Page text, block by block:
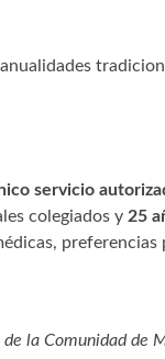
servicio
colegiados y 25
la Comunidad de